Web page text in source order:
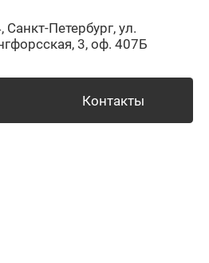
Санкт-Петербург,ул.
3, оф. 407Б
Контакты